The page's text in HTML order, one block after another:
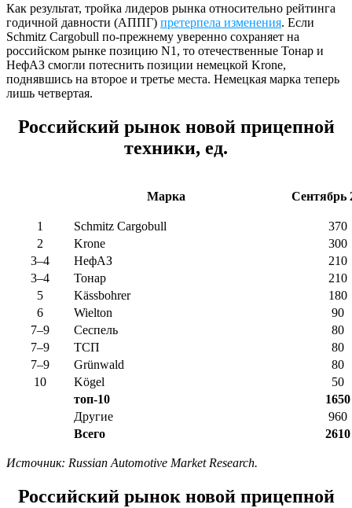
Как результат, тройка лидеров рынка относительно рейтинга
годичной давности (АППГ) претерпела изменения. Если
Schmitz Cargobull по-прежнему уверенно сохраняет на
российском рынке позицию N1, то отечественные Тонар и
НефАЗ смогли потеснить позиции немецкой Krone,
поднявшись на второе и третье места. Немецкая марка теперь
лишь четвертая.
Российский рынок новой прицепной
техники, ед.
Марка Сентябрь
1 Schmitz Cargobull
370
2
Krone
300
3–4
НефАЗ
210
3–4
Тонар
210
5
Kässbohrer
180
6
Wielton
90
7–9
Сеспель
80
7–9
ТСП
80
7–9
Grünwald
80
10
Kögel
50
топ-10
1650
Другие
960
Всего
2610
Источник: Russian Automotive Market Research.
Российский рынок новой прицепной